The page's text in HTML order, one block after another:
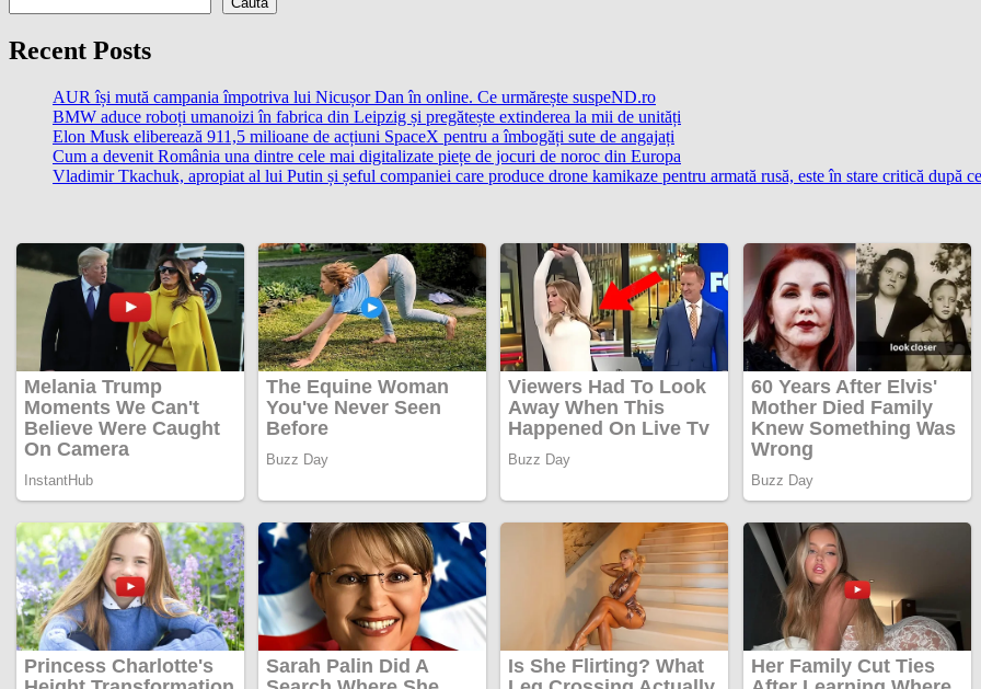
Recent Posts
AUR își mută campania împotriva lui Nicușor Dan în online. Ce urmărește suspeND.ro
BMW aduce roboți umanoizi în fabrica din Leipzig și pregătește extinderea la mii de unități
Elon Musk eliberează 911,5 milioane de acțiuni SpaceX pentru a îmbogăți sute de angajați
Cum a devenit România una dintre cele mai digitalizate piețe de jocuri de noroc din Europa
Vladimir Tkachuk, apropiat al lui Putin și șeful companiei care produce drone kamikaze pentru armată rusă, este în stare critică după